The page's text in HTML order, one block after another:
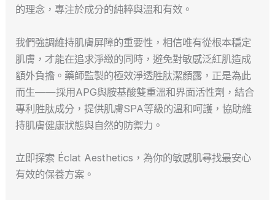
的理念，專注於成分的純粹與溫和有效。
我們強調維持肌膚屏障的重要性，相信唯有從根本穩定
肌膚，才能在追求淨緻的同時，避免對敏感泛紅肌造成
額外負擔。藥師監製的極效淨透胜肽潔顏露，正是為此
而生——採用APG與胺基酸雙重溫和界面活性劑，結合
專利胜肽成分，提供肌膚SPA等級的溫和呵護，協助維
持肌膚健康狀態與自然的防禦力。
立即探索 Éclat Aesthetics，為你的敏感肌尋找最安心
有效的保養方案。